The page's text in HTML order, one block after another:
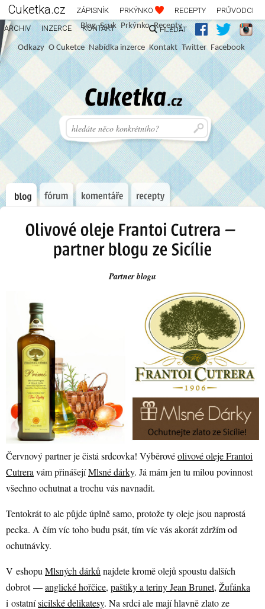
Cuketka.cz ZÁPISNÍK PRKÝNKO RECEPTY
PRŮVODCI
ARCHIV
INZERCE KONTAKT HLEDAT
Blog Scuk Prkýnko Recepty
Odkazy O Cuketce Nabídka inzerce Kontakt Twitter Facebook
Partner blogu
Červnový partner je čistá srdcovka! Výběrovéolivové oleje Frantoi
Cutreravám přinášejíMlsné dárky. Já mám jen tu milou povinnost
všechno ochutnat a trochu vás navnadit.
Tentokrát to ale půjde úplně samo, protože ty oleje jsou naprostá
pecka. A čím víc toho budu psát, tím víc vás akorát zdržím od
ochutnávky.
V eshopuMlsných dárkůnajdete kromě olejů spoustu dalších
dobrot —anglické hořčice, paštiky a teriny Jean Brunet, Žufánka
i ostatnísicilské delikatesy. Na srdci ale mají hlavně zlato ze